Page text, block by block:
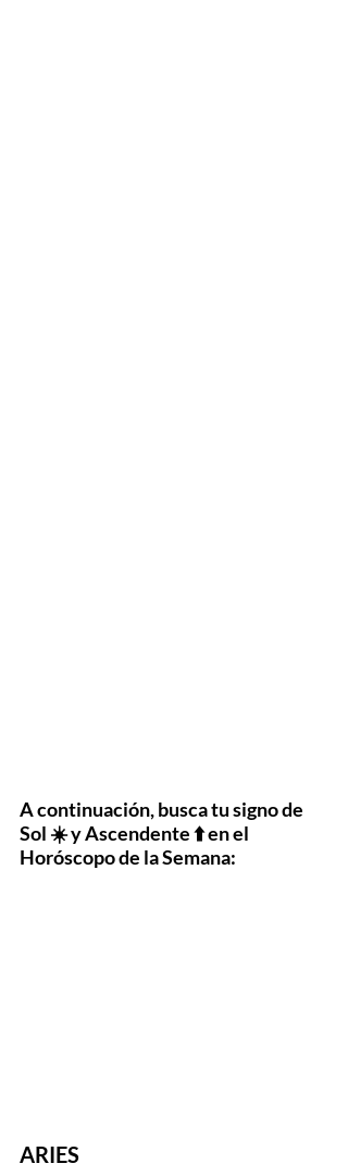
A continuación, busca tu signo de
Sol ☀️ y Ascendente ⬆️ en el
Horóscopo de la Semana:
ARIES